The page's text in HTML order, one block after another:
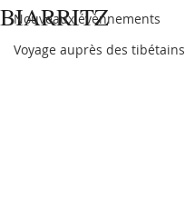
Nouveaux évènnements
Voyage auprès des tibétains
BIARRITZ